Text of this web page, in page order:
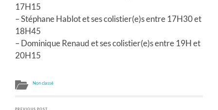
17H15
– Stéphane Hablot et ses colistier(e)s entre 17H30 et
18H45
– Dominique Renaud et ses colistier(e)s entre 19H et
20H15
Non classé
PREVIOUS POST